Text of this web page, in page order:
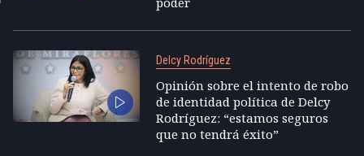
Delcy Rodríguez
Opinión sobre el intento de robo
de identidad política de Delcy
Rodríguez: “estamos seguros
que no tendrá éxito”